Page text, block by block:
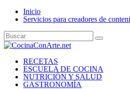
Inicio
Servicios para creadores de
RECETAS
ESCUELA DE COCINA
NUTRICIÓN Y SALUD
GASTRONOMÍA